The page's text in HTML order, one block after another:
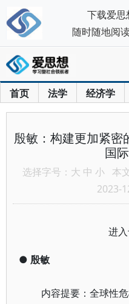
首页 法学 经济学
殷敏：构建更加紧密
国
选择字号： 大 中 小 本
2023-
进
● 殷敏
内容提要：全球性
下载爱思
随时随地阅